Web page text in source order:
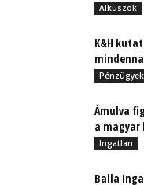
Alkuszok
K&H
Pénzügyek
Ámulva
a
Ingatlan
Balla